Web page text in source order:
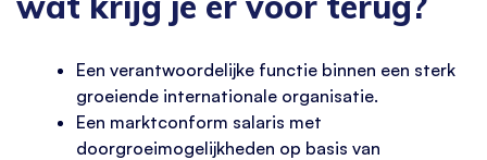
Een verantwoordelijke functie binnen een sterk
groeiende internationale organisatie.
Een marktconform salaris met
doorgroeimogelijkheden op basis van